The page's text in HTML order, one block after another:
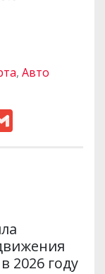
, Авто
2026 году